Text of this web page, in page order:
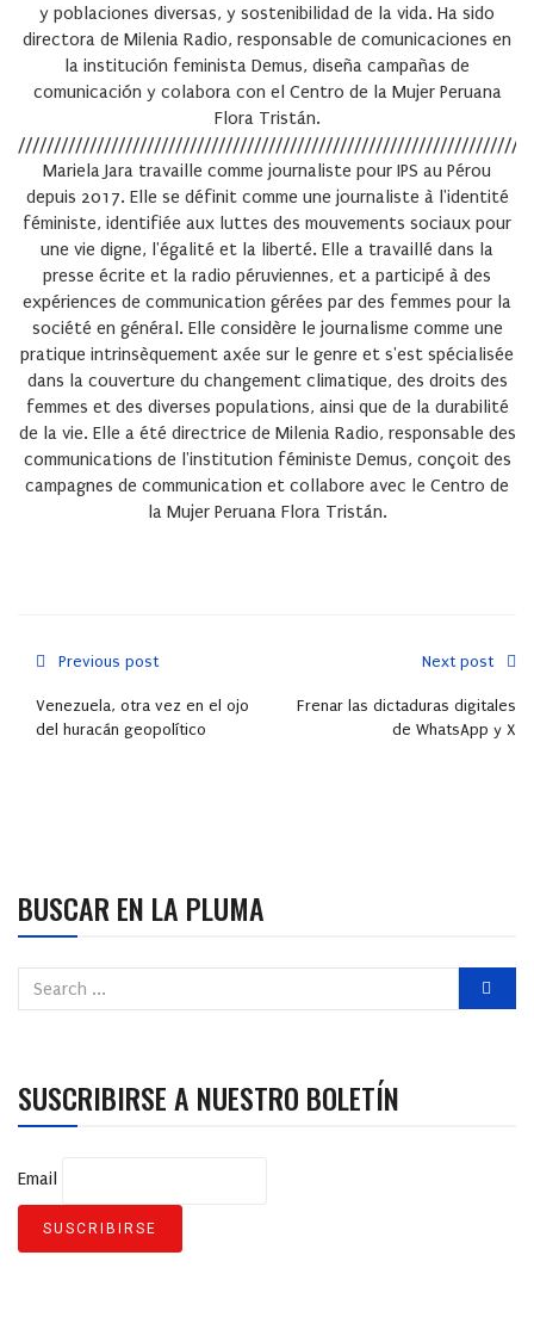
y poblaciones diversas, y sostenibilidad de la vida. Ha sido
directora de Milenia Radio, responsable de comunicaciones en
la institución feminista Demus, diseña campañas de
comunicación y colabora con el Centro de la Mujer Peruana
Flora Tristán.
Mariela Jara travaille comme journaliste pour IPS au Pérou
depuis 2017. Elle se définit comme une journaliste à l'identité
féministe, identifiée aux luttes des mouvements sociaux pour
une vie digne, l'égalité et la liberté. Elle a travaillé dans la
presse écrite et la radio péruviennes, et a participé à des
expériences de communication gérées par des femmes pour la
société en général. Elle considère le journalisme comme une
pratique intrinsèquement axée sur le genre et s'est spécialisée
dans la couverture du changement climatique, des droits des
femmes et des diverses populations, ainsi que de la durabilité
de la vie. Elle a été directrice de Milenia Radio, responsable des
communications de l'institution féministe Demus, conçoit des
campagnes de communication et collabore avec le Centro de
la Mujer Peruana Flora Tristán.
Previous post
Venezuela, otra vez en el ojo
del huracán geopolítico
Next post
Frenar las dictaduras digitales
de WhatsApp y X
BUSCAR EN LA PLUMA
SUSCRIBIRSE A NUESTRO BOLETÍN
Email